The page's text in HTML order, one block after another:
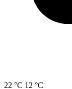
22 °C 12 °C